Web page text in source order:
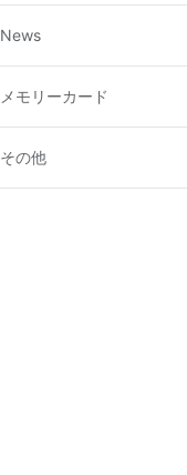
News
メモリーカード
その他